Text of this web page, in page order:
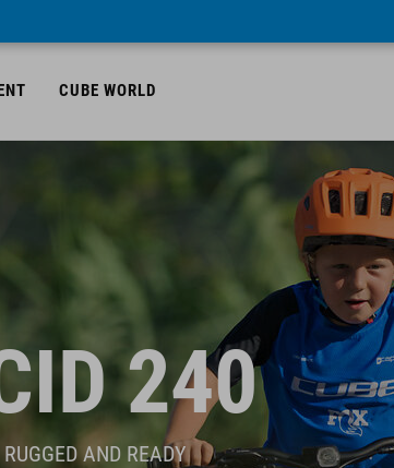
CUBE WORLD
240
RUGGED AND READY